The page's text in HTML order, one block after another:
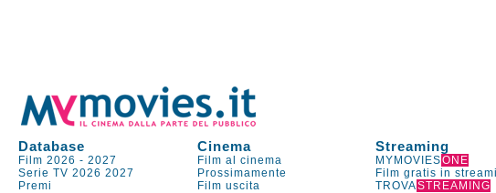
Database Cinema Streaming
Film 2026 -2027 Film al cinema MYMOVIESONE
Serie TV 2026 2027 Prossimamente Film gratis in
Premi
Film uscita TROVASTREAMING